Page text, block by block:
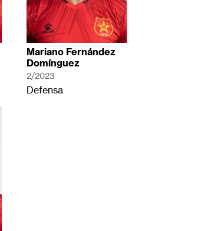
Mariano Fernández
Domínguez
2/2023
Defensa